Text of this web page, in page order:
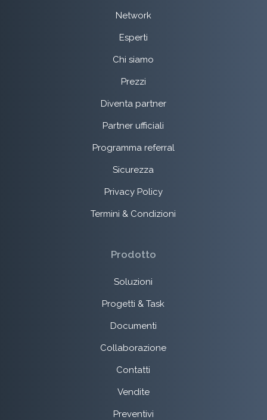
Network
Esperti
Chi siamo
Prezzi
Diventa partner
Partner ufficiali
Programma referral
Sicurezza
Privacy Policy
Termini & Condizioni
Prodotto
Soluzioni
Progetti & Task
Documenti
Collaborazione
Contatti
Vendite
Preventivi